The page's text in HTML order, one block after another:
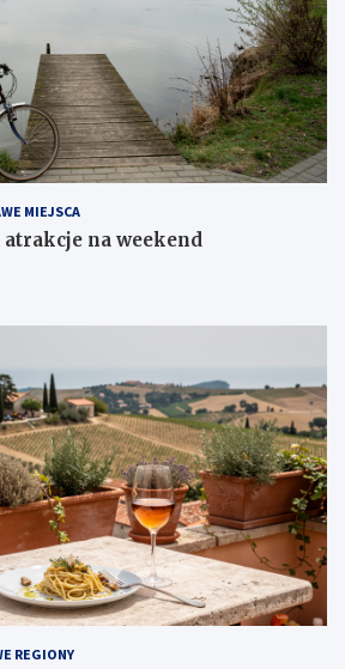
MIEJSCA
na weekend
REGIONY